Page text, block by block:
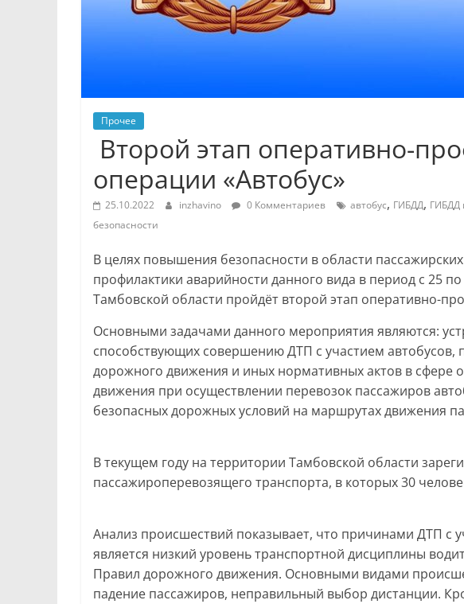
Прочее
Второй этап оперативно-
операции «Автобус»
25.10.2022 inzhavino 0 Комментариев автобус, ГИБДД, ГИБДД
безопасности
В целях повышения безопасности в области
профилактики аварийности данного вида в период с 25
Тамбовской области пройдёт второй этап оперативно-
Основными задачами данного мероприятия являются:
способствующих совершению ДТП с участием автобусов,
дорожного движения и иных нормативных актов в сфере
движения при осуществлении перевозок пассажиров
безопасных дорожных условий на маршрутах движения
В текущем году на территории Тамбовской области
пассажироперевозящего транспорта, в которых 30
Анализ происшествий показывает, что причинами ДТП с
является низкий уровень транспортной дисциплины
Правил дорожного движения. Основными видами
падение пассажиров, неправильный выбор дистанции.